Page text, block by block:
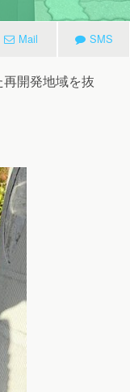
Mail SMS
開発地域を抜